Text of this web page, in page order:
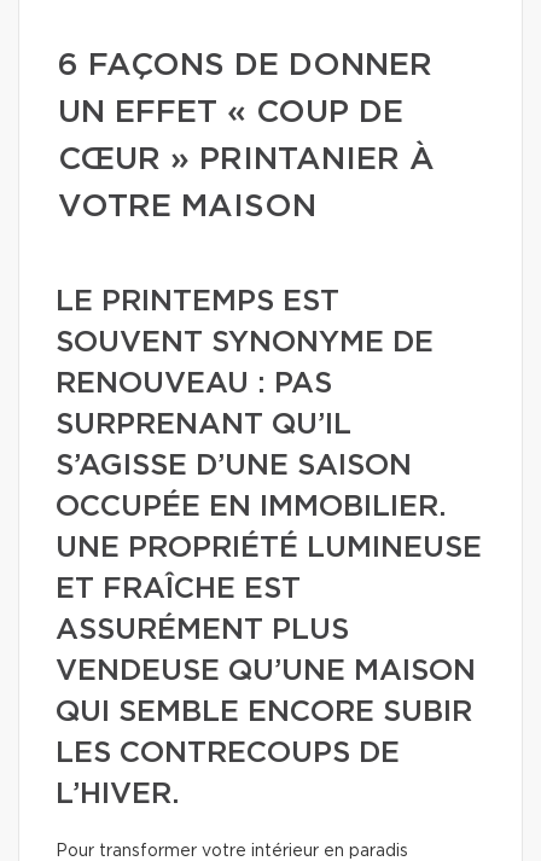
6 FAÇONS DE DONNER
UN EFFET « COUP DE
CŒUR » PRINTANIER À
VOTRE MAISON
LE PRINTEMPS EST
SOUVENT SYNONYME DE
RENOUVEAU : PAS
SURPRENANT QU’IL
S’AGISSE D’UNE SAISON
OCCUPÉE EN IMMOBILIER.
UNE PROPRIÉTÉ LUMINEUSE
ET FRAÎCHE EST
ASSURÉMENT PLUS
VENDEUSE QU’UNE MAISON
QUI SEMBLE ENCORE SUBIR
LES CONTRECOUPS DE
L’HIVER.
Pour transformer votre intérieur en paradis